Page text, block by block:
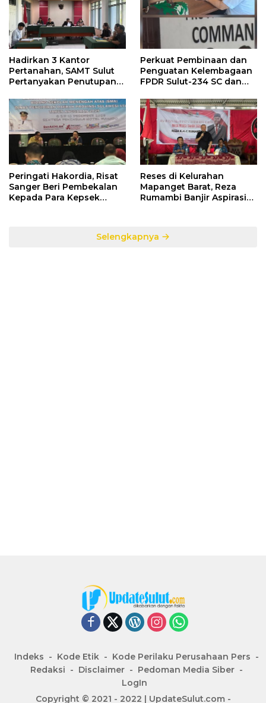
Hadirkan 3 Kantor
Pertanahan, SAMT Sulut
Pertanyakan Penutupan
Anggaran Negara
Perkuat Pembinaan dan
Penguatan Kelembagaan
FPDR Sulut-234 SC dan
Peringati Hakordia, Risat
Sanger Beri Pembekalan
Kepada Para Kepsek
Reses di Kelurahan
Mapanget Barat, Reza
Rumambi Banjir Aspirasi
Selengkapnya
Indeks Kode Etik
Kode Perilaku Perusahaan Pers
Redaksi
Disclaimer
Pedoman Media Siber
LogIn
Copyright © 2021 - 2022 | UpdateSulut.com -